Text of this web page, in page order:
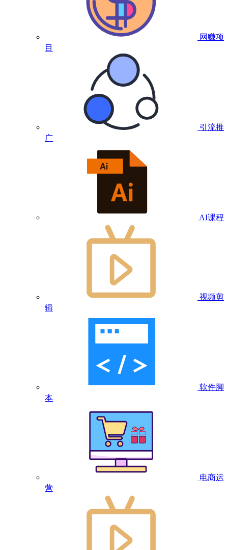
网赚项
目
引流推
广
AI课程
视频剪
辑
软件脚
本
电商运
营